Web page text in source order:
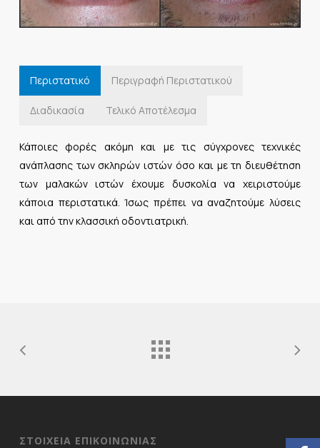
Περιστατικό Περιγραφή Περιστατικού
Διαδικασία Τελικό Αποτέλεσμα
Κάποιες φορές ακόμη και με τις σύγχρονες τεχνικές
ανάπλασης των σκληρών ιστών όσο και με τη διευθέτηση
των μαλακών ιστών έχουμε δυσκολία να χειριστούμε
κάποια περιστατικά. Ίσως πρέπει να αναζητούμε λύσεις
και από την κλασσική οδοντιατρική.
ΣΤΟΙΧΕΙΑ ΕΠΙΚΟΙΝΩΝΙΑΣ